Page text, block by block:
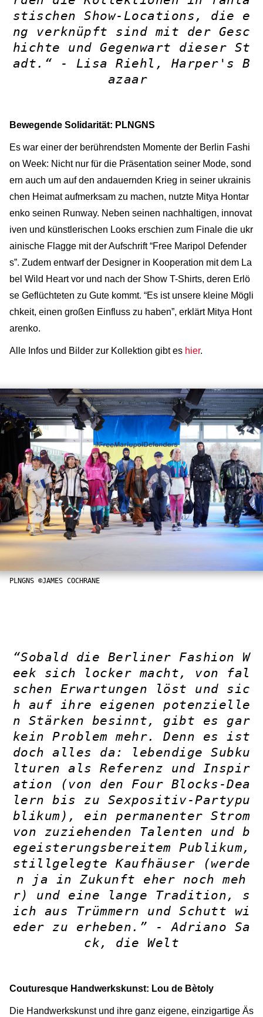
stischen Show-Locations, die e
ng verknüpft sind mit der Gesc
hichte und Gegenwart dieser St
adt.“ - Lisa Riehl, Harper's B
azaar
Bewegende Solidarität: PLNGNS
Es war einer der berührendsten Momente der Berlin Fashi
on Week: Nicht nur für die Präsentation seiner Mode, sond
ern auch um auf den andauernden Krieg in seiner ukrainis
chen Heimat aufmerksam zu machen, nutzte Mitya Hontar
enko seinen Runway. Neben seinen nachhaltigen, innovat
iven und künstlerischen Looks erschien zum Finale die ukr
ainische Flagge mit der Aufschrift “Free Maripol Defender
s”. Zudem entwarf der Designer in Kooperation mit dem La
bel Wild Heart vor und nach der Show T-Shirts, deren Erlö
se Geflüchteten zu Gute kommt. “Es ist unsere kleine Mögli
chkeit, einen großen Einfluss zu haben”, erklärt Mitya Hont
arenko.
Alle Infos und Bilder zur Kollektion gibt es hier.
PLNGNS ©JAMES COCHRANE
“Sobald die Berliner Fashion W
eek sich locker macht, von fal
schen Erwartungen löst und sic
h auf ihre eigenen potenzielle
n Stärken besinnt, gibt es gar
kein Problem mehr. Denn es ist
doch alles da: lebendige Subku
lturen als Referenz und Inspir
ation (von den Four Blocks-Dea
lern bis zu Sexpositiv-Partypu
blikum), ein permanenter Strom
von zuziehenden Talenten und b
egeisterungsbereitem Publikum,
stillgelegte Kaufhäuser (werde
n ja in Zukunft eher noch meh
r) und eine lange Tradition, s
ich aus Trümmern und Schutt wi
eder zu erheben.” -Adriano Sa
ck, die Welt
Couturesque Handwerkskunst: Lou de Bètoly
Die Handwerkskunst und ihre ganz eigene, einzigartige Äs